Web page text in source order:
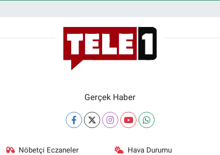
Gerçek Haber
Nöbetçi Eczaneler Hava Durumu